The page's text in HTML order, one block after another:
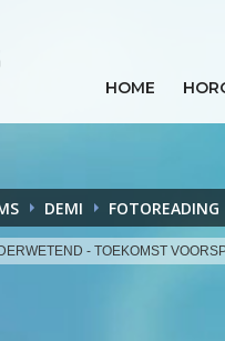
HOME
DEMI FOTOREADING
- TOEKOMST